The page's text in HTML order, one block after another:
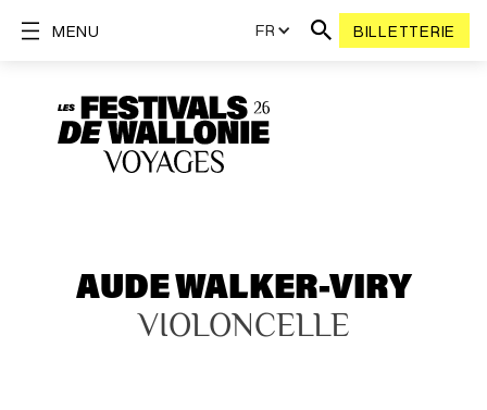
FR BILLETTERIE
MENU
AUDE WALKER-VIRY
VIOLONCELLE